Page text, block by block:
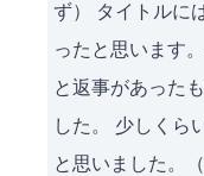
ず） タイトルに
ったと思います
と返事があった
した。 少しくら
と思いました。